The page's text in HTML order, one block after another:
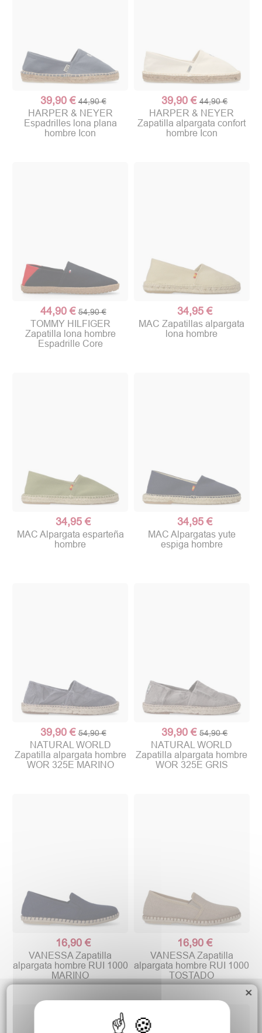
39,90 € 44,90 €
HARPER & NEYER
Espadrilles lona plana
hombre Icon
39,90 € 44,90 €
HARPER & NEYER
Zapatilla alpargata confort
hombre Icon
44,90 € 54,90 €
TOMMY HILFIGER
Zapatilla lona hombre
Espadrille Core
34,95 €
MAC Zapatillas alpargata
lona hombre
34,95 €
MAC Alpargata esparteña
hombre
34,95 €
MAC Alpargatas yute
espiga hombre
39,90 € 54,90 €
NATURAL WORLD
Zapatilla alpargata hombre
WOR 325E MARINO
39,90 € 54,90 €
NATURAL WORLD
Zapatilla alpargata hombre
WOR 325E GRIS
16,90 €
VANESSA Zapatilla
alpargata hombre RUI 1000
MARINO
16,90 €
VANESSA Zapatilla
alpargata hombre RUI 1000
TOSTADO
×